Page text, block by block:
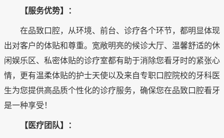
【服务优势】：
在品致口腔，从环境、前台、诊疗各个环节，都明显体现
出对客户的体贴和尊重。宽敞明亮的候诊大厅、温馨舒适的休
闲娱乐区、私密体贴的诊疗室都有助于消除您看牙时的紧张心
情，更有温柔体贴的护士天使以及来自专职口腔院校的牙科医
生为您提供高品质个性化的诊疗服务，确保您在品致口腔看牙
是一种享受！
【医疗团队】：